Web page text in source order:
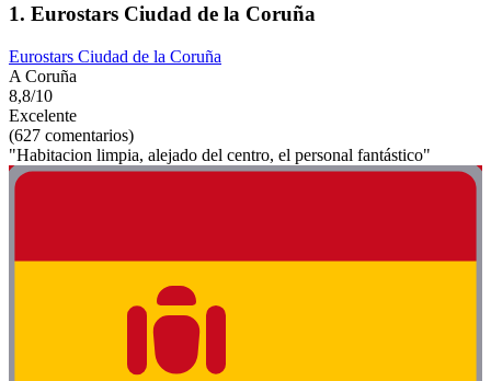
1. Eurostars Ciudad de la Coruña
Eurostars Ciudad de la Coruña
A Coruña
8,8/10
Excelente
(627 comentarios)
"Habitacion limpia, alejado del centro, el personal fantástico"